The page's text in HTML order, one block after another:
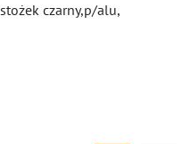
czarny,p/alu,